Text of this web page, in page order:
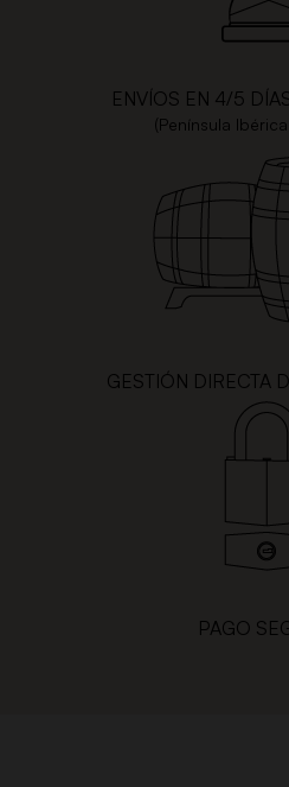
ENVÍOS EN 4/5
(Península
GESTIÓN DIRECTA
PAGO